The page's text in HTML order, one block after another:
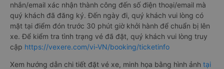
nhắn/email xác nhận thành công đến số điện thoại/email mà
quý khách đã đăng ký. Đến ngày đi, quý khách vui lòng có
mặt tại điểm đón trước 30 phút giờ khởi hành để chuẩn bị lên
xe. Để kiểm tra tình trạng vé đã đặt, quý khách vui lòng truy
cập https://vexere.com/vi-VN/booking/ticketinfo
Xem hướng dẫn chi tiết đặt vé xe, minh họa bằng hình ảnh tại